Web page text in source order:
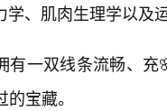
学、肌肉生理学以及
有一双线条流畅、充
宝藏。